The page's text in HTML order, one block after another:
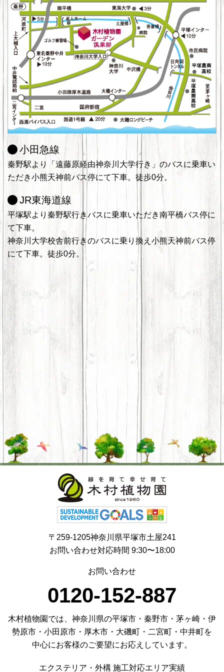
小田急線
秦野駅より「遠藤原経由神奈川大学行き」のバスに乗車い
ただき小熊天神前バス停にて下車。徒歩0分。
JR東海道線
平塚駅より秦野駅行きバスに乗車いただき南平橋バス停に
て下車。
神奈川大学校舎前行きのバスに乗り換え小熊天神前バス停
にて下車。徒歩0分。
〒259-1205神奈川県平塚市土屋241
お問い合わせ対応時間 9:30〜18:00
お問い合わせ
0120-152-887
木村植物園では、神奈川県の平塚市・秦野市・茅ヶ崎・伊
勢原市・小田原市・厚木市・大磯町・二宮町・中井町を
中心にお客様のご要望にお応えしています。
エクステリア・外構 施工対応エリア実績